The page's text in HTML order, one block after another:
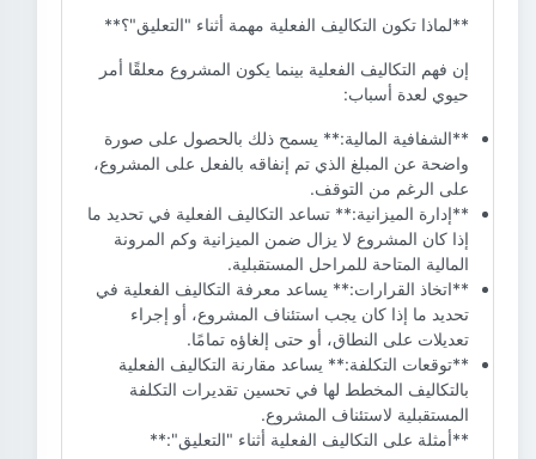
**لماذا تكون التكاليف الفعلية مهمة أثناء "التعليق"؟**
إن فهم التكاليف الفعلية بينما يكون المشروع معلقًا أمر
حيوي لعدة أسباب:
**الشفافية المالية:** يسمح ذلك بالحصول على صورة
واضحة عن المبلغ الذي تم إنفاقه بالفعل على المشروع،
على الرغم من التوقف.
**إدارة الميزانية:** تساعد التكاليف الفعلية في تحديد ما
إذا كان المشروع لا يزال ضمن الميزانية وكم المرونة
المالية المتاحة للمراحل المستقبلية.
**اتخاذ القرارات:** يساعد معرفة التكاليف الفعلية في
تحديد ما إذا كان يجب استئناف المشروع، أو إجراء
تعديلات على النطاق، أو حتى إلغاؤه تمامًا.
**توقعات التكلفة:** يساعد مقارنة التكاليف الفعلية
بالتكاليف المخطط لها في تحسين تقديرات التكلفة
المستقبلية لاستئناف المشروع.
**أمثلة على التكاليف الفعلية أثناء "التعليق":**